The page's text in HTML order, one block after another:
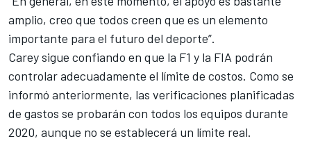
amplio, creo que todos creen que es un elemento
importante para el futuro del deporte”.
Carey sigue confiando en que la F1 y la FIA podrán
controlar adecuadamente el límite de costos. Como se
informó anteriormente, las verificaciones planificadas
de gastos se probarán con todos los equipos durante
2020, aunque no se establecerá un límite real.